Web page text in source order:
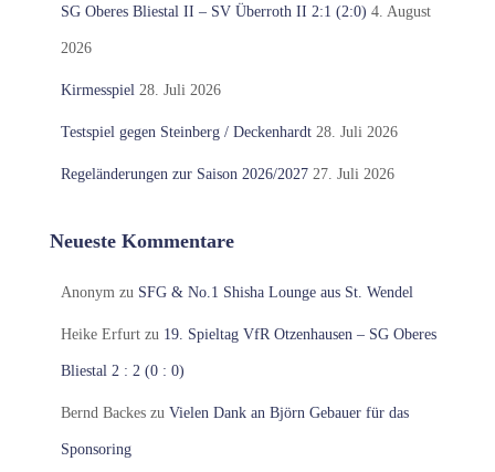
SG Oberes Bliestal II – SV Überroth II 2:1 (2:0) 4. August
2026
Kirmesspiel 28. Juli 2026
Testspiel gegen Steinberg / Deckenhardt 28. Juli 2026
Regeländerungen zur Saison 2026/2027 27. Juli 2026
Neueste Kommentare
Anonym zu SFG & No.1 Shisha Lounge aus St. Wendel
Heike Erfurt zu 19. Spieltag VfR Otzenhausen – SG Oberes
Bliestal 2 : 2 (0 : 0)
Bernd Backes zu Vielen Dank an Björn Gebauer für das
Sponsoring